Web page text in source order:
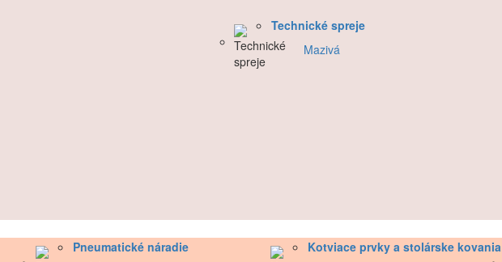
Technické spreje
Mazivá
Pneumatické náradie
Kotviace prvky a stolárske kovania